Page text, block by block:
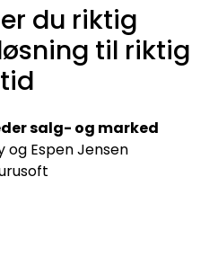
du riktig
til riktig
tid
salg- og marked
og Espen Jensen